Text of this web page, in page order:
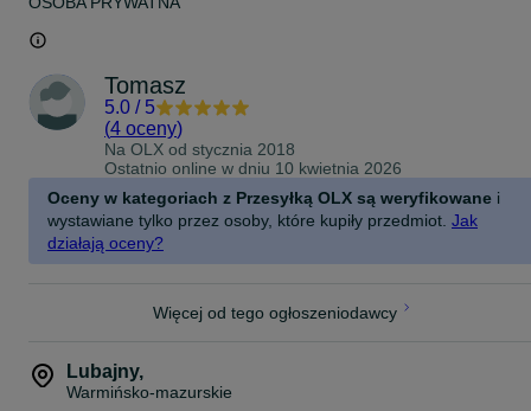
Tomasz
5.0 / 5
(4 oceny)
Na OLX od stycznia 2018
Ostatnio online w dniu 10 kwietnia 2026
Oceny w kategoriach z Przesyłką OLX są weryfikowane i
wystawiane tylko przez osoby, które kupiły przedmiot. Jak
działają oceny?
Więcej od tego ogłoszeniodawcy
Lubajny,
Warmińsko-mazurskie